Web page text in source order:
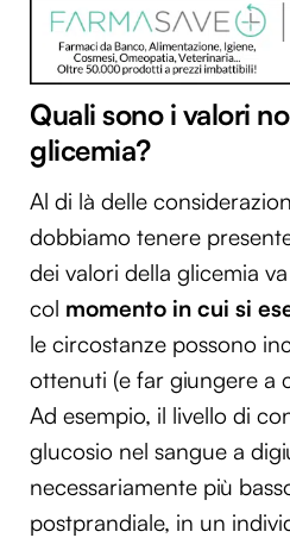
Quali sono i valori
glicemia?
Al di là delle
dobbiamo tenere
dei valori della glicemia
col momento in cui si
le circostanze possono
ottenuti (e far giungere a
Ad esempio, il livello di
glucosio nel sangue a
necessariamente più
postprandiale, in un